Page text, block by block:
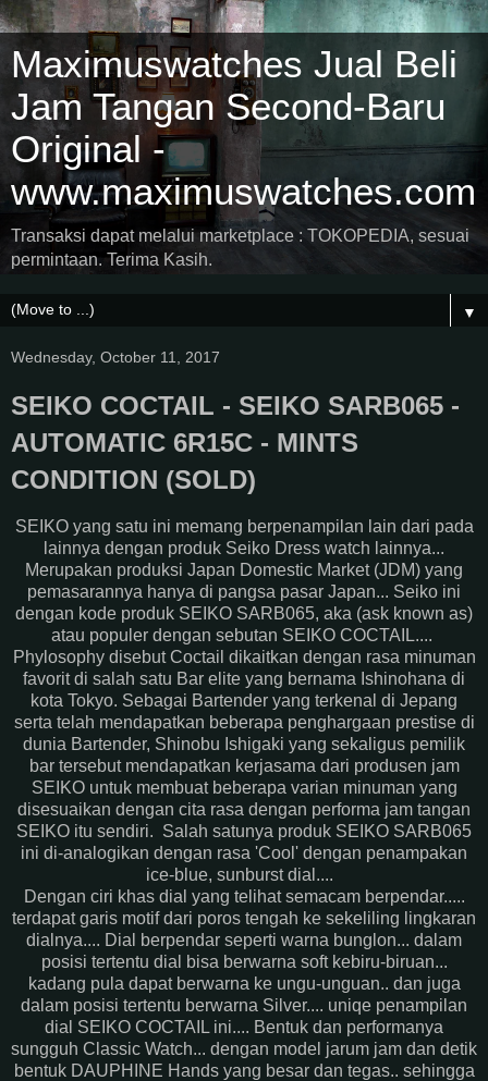
Maximuswatches Jual Beli
Jam Tangan Second-Baru
Original -
www.maximuswatches.com
Transaksi dapat melalui marketplace : TOKOPEDIA, sesuai
permintaan. Terima Kasih.
▼
Wednesday, October 11, 2017
SEIKO COCTAIL - SEIKO SARB065 -
AUTOMATIC 6R15C - MINTS
CONDITION (SOLD)
SEIKO yang satu ini memang berpenampilan lain dari pada
lainnya dengan produk Seiko Dress watch lainnya...
Merupakan produksi Japan Domestic Market (JDM) yang
pemasarannya hanya di pangsa pasar Japan... Seiko ini
dengan kode produk SEIKO SARB065, aka (ask known as)
atau populer dengan sebutan SEIKO COCTAIL....
Phylosophy disebut Coctail dikaitkan dengan rasa minuman
favorit di salah satu Bar elite yang bernama Ishinohana di
kota Tokyo. Sebagai Bartender yang terkenal di Jepang
serta telah mendapatkan beberapa penghargaan prestise di
dunia Bartender, Shinobu Ishigaki yang sekaligus pemilik
bar tersebut mendapatkan kerjasama dari produsen jam
SEIKO untuk membuat beberapa varian minuman yang
disesuaikan dengan cita rasa dengan performa jam tangan
SEIKO itu sendiri. Salah satunya produk SEIKO SARB065
ini di-analogikan dengan rasa 'Cool' dengan penampakan
ice-blue, sunburst dial....
Dengan ciri khas dial yang telihat semacam berpendar.....
terdapat garis motif dari poros tengah ke sekeliling lingkaran
dialnya.... Dial berpendar seperti warna bunglon... dalam
posisi tertentu dial bisa berwarna soft kebiru-biruan...
kadang pula dapat berwarna ke ungu-unguan.. dan juga
dalam posisi tertentu berwarna Silver.... uniqe penampilan
dial SEIKO COCTAIL ini.... Bentuk dan performanya
sungguh Classic Watch... dengan model jarum jam dan detik
bentuk DAUPHINE Hands yang besar dan tegas.. sehingga